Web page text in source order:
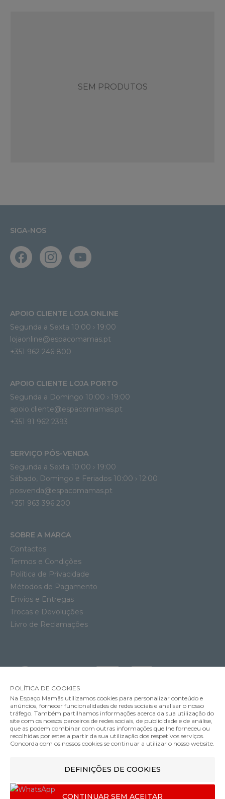
Porta-Copos Copos Cybex 2 em 1 Black
SEM PRODUTOS
SIGA-NOS
APOIO CLIENTE LOJA ONLINE
Segunda a Sexta 10:00 › 19:00
lojaonline@espacomamas.pt
+351 962 246 800
APOIO CLIENTE LOJA PORTO
Segunda a Domingo 10:00 › 19:00
apoio.cliente@espacomamas.pt
+351 91 962 2393
SERVIÇO PÓS-VENDA
Segunda a Sexta 10:00 › 19:00
Sábado, Domingo e Feriados 10:00 › 12:00
posvenda@espacomamas.pt
+351 963 396 200
SOBRE A MARCA
Contactos
Termos e Condições
Política de Privacidade
Métodos de Pagamento
Envios e Entregas
Trocas e Devoluções
Livro de Reclamações
MÉTODOS DE ENVIO
MÉTODOS DE PAGAMENTO
POLÍTICA DE COOKIES
Na Espaço Mamãs utilizamos cookies para personalizar conteúdo e
anúncios, fornecer funcionalidades de redes sociais e analisar o nosso
tráfego. Também partilhamos informações acerca da sua utilização do
site com os nossos parceiros de redes sociais, de publicidade e de análise,
que as podem combinar com outras informações que lhe forneceu ou
recolhidas por estes a partir da sua utilização dos respetivos serviços.
Concorda com os nossos cookies se continuar a utilizar o nosso website.
DEFINIÇÕES DE COOKIES
CONTINUAR SEM ACEITAR